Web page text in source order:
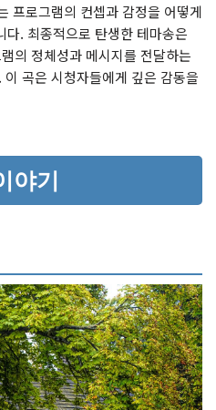
프로그램의 컨셉과 감정을 어떻게
. 최종적으로 탄생한 테마송은
의 정체성과 메시지를 전달하는
곡은 시청자들에게 깊은 감동을
야기